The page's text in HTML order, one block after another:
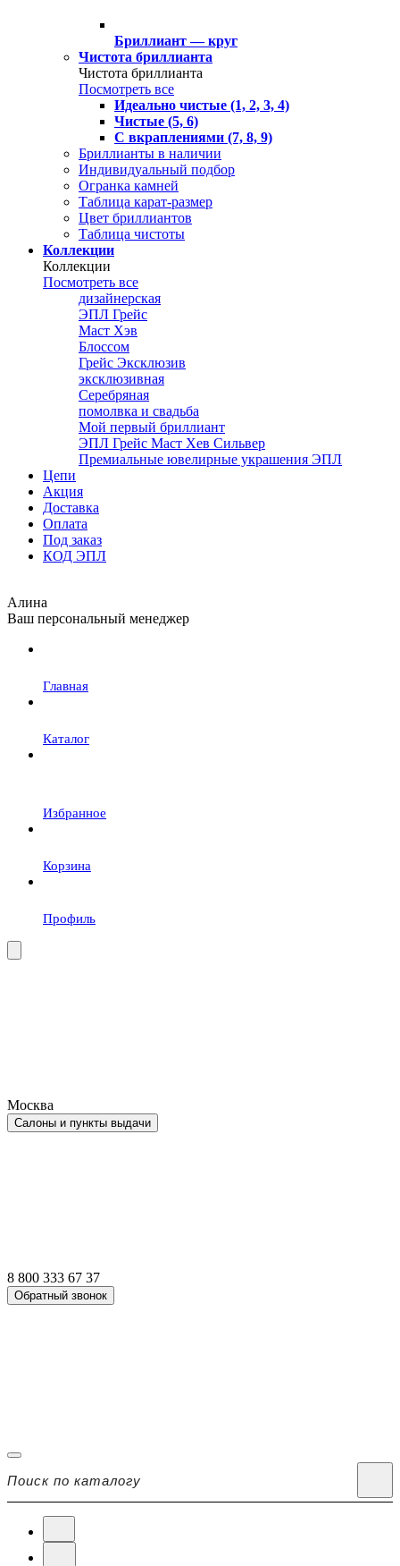
Бриллиант — круг
Чистота бриллианта
Чистота бриллианта
Посмотреть все
Идеально чистые (1, 2, 3, 4)
Чистые (5, 6)
С вкраплениями (7, 8, 9)
Бриллианты в наличии
Индивидуальный подбор
Огранка камней
Таблица карат-размер
Цвет бриллиантов
Таблица чистоты
Коллекции
Коллекции
Посмотреть все
дизайнерская
ЭПЛ Грейс
Маст Хэв
Блоссом
Грейс Эксклюзив
эксклюзивная
Серебряная
помолвка и свадьба
Мой первый бриллиант
ЭПЛ Грейс Маст Хев Сильвер
Премиальные ювелирные украшения ЭПЛ
Цепи
Акция
Доставка
Оплата
Под заказ
КОД ЭПЛ
Алина
Ваш персональный менеджер
Главная
Каталог
Избранное
Корзина
Профиль
Москва
Салоны и пункты выдачи
8 800 333 67 37
Обратный звонок